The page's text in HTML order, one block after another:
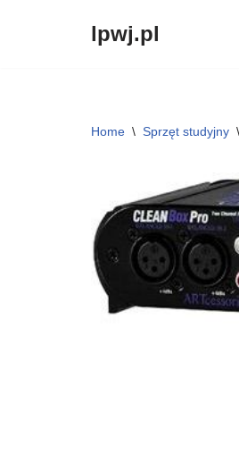
lpwj.pl
Home \ Sprzęt studyjny \